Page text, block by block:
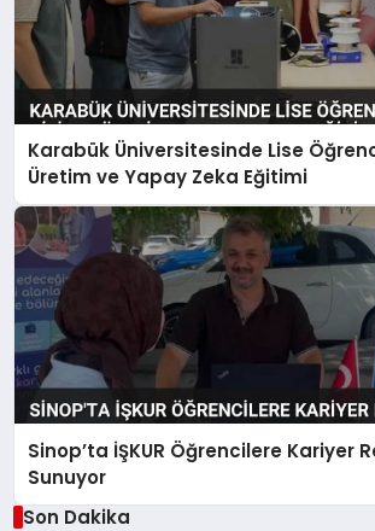
Karabük Üniversitesinde Lise
Üretim ve Yapay Zeka Eğitimi
Sinop’ta İŞKUR Öğrencilere Kariyer
Sunuyor
Son Dakika